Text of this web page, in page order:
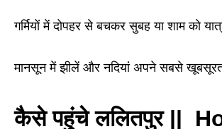
गर्मियों में दोपहर से बचकर सुबह या शाम को
मानसून में झीलें और नदियां अपने सबसे
कैसे पहुंचे ललितपुर ||